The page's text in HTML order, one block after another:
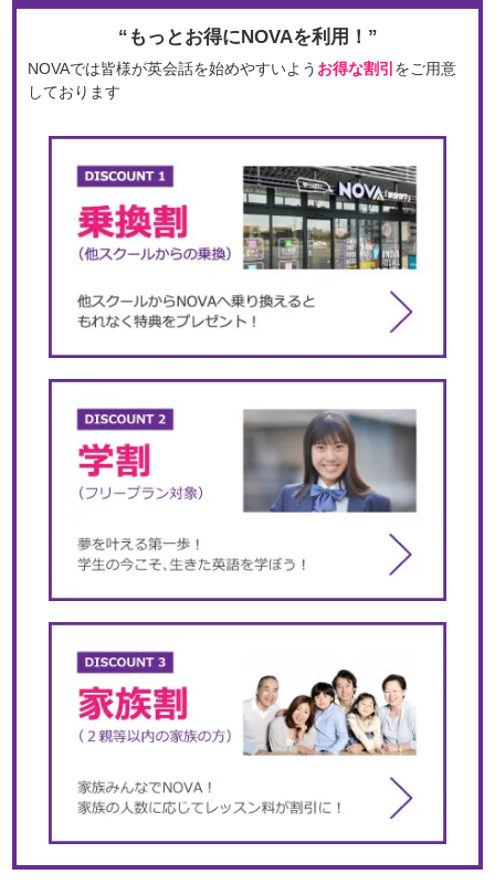
“もっとお得にNOVAを利用！”
NOVAでは皆様が英会話を始めやすいよう お得な割引 をご用意
しております